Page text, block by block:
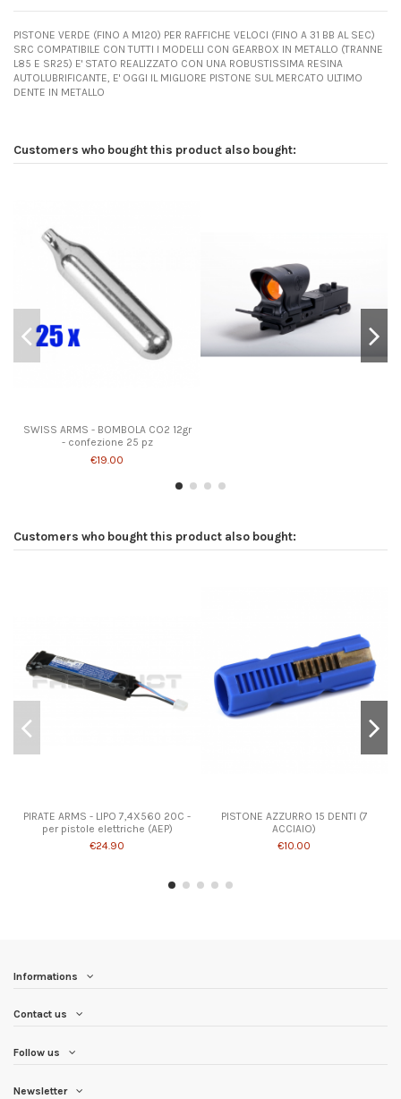
PISTONE VERDE (FINO A M120) PER RAFFICHE VELOCI (FINO A 31 BB AL SEC)
SRC COMPATIBILE CON TUTTI I MODELLI CON GEARBOX IN METALLO (TRANNE
L85 E SR25) E' STATO REALIZZATO CON UNA ROBUSTISSIMA RESINA
AUTOLUBRIFICANTE, E' OGGI IL MIGLIORE PISTONE SUL MERCATO ULTIMO
DENTE IN METALLO
Customers who bought this product also bought:
SWISS ARMS - BOMBOLA CO2 12gr
- confezione 25 pz
€19.00
Customers who bought this product also bought:
PIRATE ARMS - LIPO 7,4X560 20C -
per pistole elettriche (AEP)
€24.90
PISTONE AZZURRO 15 DENTI (7
ACCIAIO)
€10.00
Informations
Contact us
Follow us
Newsletter